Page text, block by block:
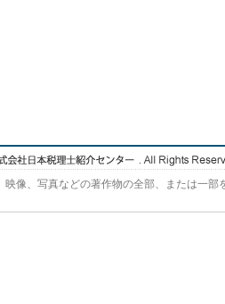
映像、写真などの著作物の全部、または一